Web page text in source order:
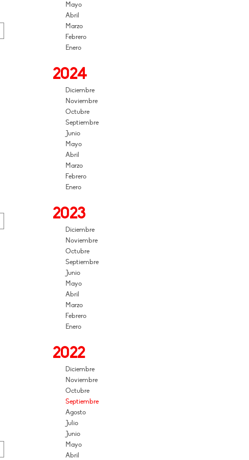
Mayo
Abril
Marzo
Febrero
Enero
2024
Diciembre
Noviembre
Octubre
Septiembre
Junio
Mayo
Abril
Marzo
Febrero
Enero
2023
Diciembre
Noviembre
Octubre
Septiembre
Junio
Mayo
Abril
Marzo
Febrero
Enero
2022
Diciembre
Noviembre
Octubre
Septiembre
Agosto
Julio
Junio
Mayo
Abril